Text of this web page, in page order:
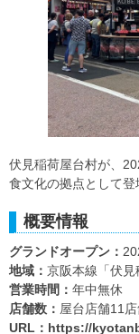
伏見稲荷屋台村が、
食文化の拠点として登
概要情報
グランドオープン：
地域： 京阪本線「伏見
営業時間： 年中無休
店舗数： 屋台店舗11
URL： https://